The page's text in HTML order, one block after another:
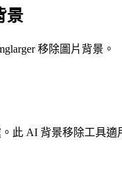
景
移除圖片背景。
此 AI 背景移除工具